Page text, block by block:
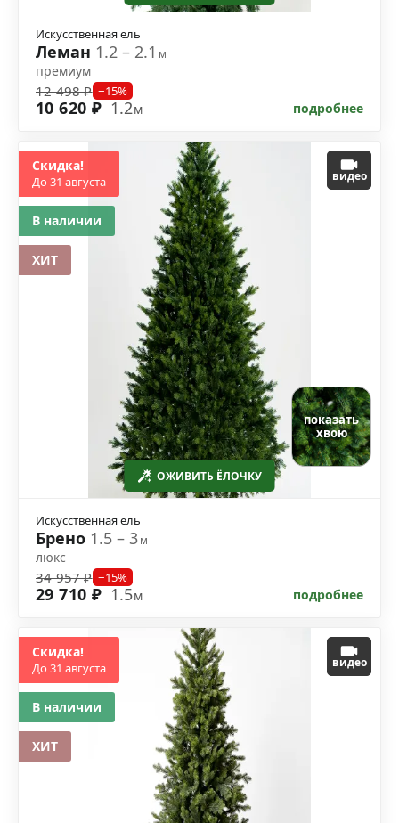
Искусственная ель
Леман 1.2 – 2.1м
премиум
12 498 ₽ −15%
10 620 ₽ 1.2м подробнее
ОЖИВИТЬ ЁЛОЧКУ
видео
показать
хвою
Искусственная ель
Брено 1.5 – 3м
люкс
34 957 ₽ −15%
29 710 ₽ 1.5м подробнее
Скидка!
До 31 августа
В наличии
ХИТ
видео
Скидка!
До 31 августа
В наличии
ХИТ